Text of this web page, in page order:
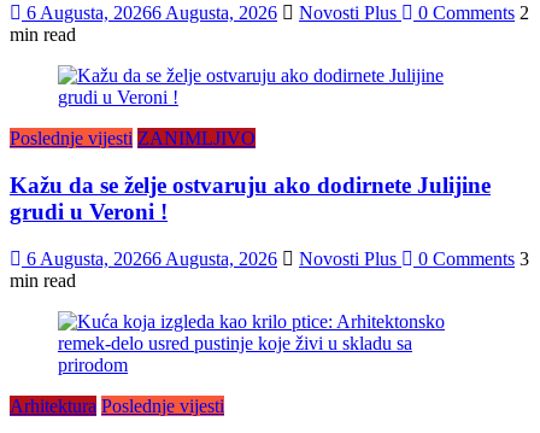
6 Augusta, 20266 Augusta, 2026 Novosti Plus 0 Comments 2
min read
Poslednje vijesti ZANIMLJIVO
Kažu da se želje ostvaruju ako dodirnete Julijine
grudi u Veroni !
6 Augusta, 20266 Augusta, 2026 Novosti Plus 0 Comments 3
min read
Arhitektura Poslednje vijesti